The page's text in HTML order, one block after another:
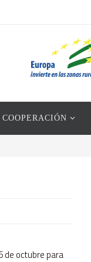
COOPERACIÓN
de octubre para